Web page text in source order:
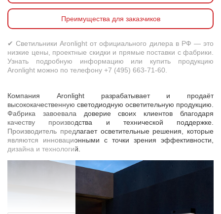
Преимущества для заказчиков
✔ Светильники Aronlight от официального дилера в РФ — это
низкие цены, проектные скидки и прямые поставки с фабрики.
Узнать подробную информацию или купить продукцию
Aronlight можно по телефону +7 (495) 663-71-60.
Компания Aronlight разрабатывает и продаёт
высококачественную светодиодную осветительную продукцию.
Фабрика завоевала доверие своих клиентов благодаря
качеству производства и технической поддержке.
Производитель предлагает осветительные решения, которые
являются инновационными с точки зрения эффективности,
дизайна и технологий.